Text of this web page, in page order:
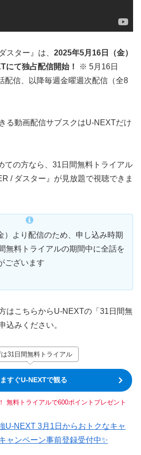
スター』は、 2025年5月16日（金）
にて独占配信開始！
※ 5月16日
配信、以降毎週金曜週次配信（全8
る動画配信サブスクはU-NEXTだけ
ての方なら、31日間無料トライアル
/ ダスター』が見放題で視聴できま
）より配信のため、申し込み時期
無料トライアルの期間中に全話を
ございます
はこちらからU-NEXTの「31日間無
込みください。
は31日間無料トライアル
すぐU-NEXTで観る
無料トライアルで600ポイントプレゼント
U-NEXT 3月1日からおトクなキャ
ャンペーン事前登録受付中✨